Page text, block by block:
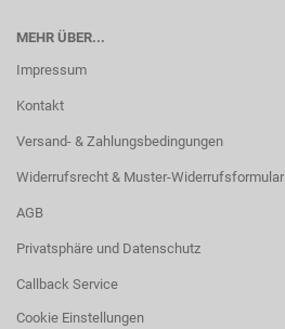
MEHR ÜBER...
Impressum
Kontakt
Versand- & Zahlungsbedingungen
Widerrufsrecht & Muster-Widerrufsformular
AGB
Privatsphäre und Datenschutz
Callback Service
Cookie Einstellungen